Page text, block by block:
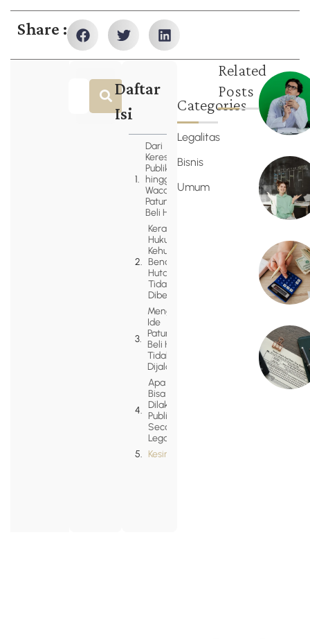
Share :
Daftar
Isi
Dari
Keresahan
Publik
hingga
Wacana
Patungan
Beli Hutan
Kerangka
Hukum
Kehutanan:
Benarkah
Hutan
Tidak Bisa
Dibeli?
Mengapa
Ide
Patungan
Beli Hutan
Tidak Bisa
Dijalankan?
Apa yang
Bisa
Dilakukan
Publik
Secara
Legal?
Kesimpulan
Categories
Legalitas
Bisnis
Umum
Related
Posts